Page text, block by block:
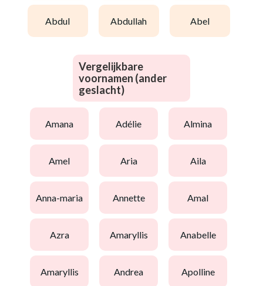
abdul abdullah abel
Vergelijkbare
voornamen (ander
geslacht)
amana adélie almina
amel aria aila
anna-maria annette amal
azra amaryllis anabelle
amaryllis andrea apolline